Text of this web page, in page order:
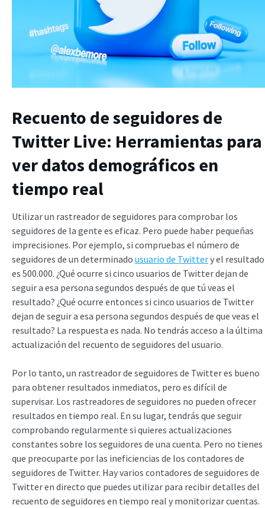
Recuento de seguidores de
Twitter Live: Herramientas para
ver datos demográficos en
tiempo real
Utilizar un rastreador de seguidores para comprobar los
seguidores de la gente es eficaz. Pero puede haber pequeñas
imprecisiones. Por ejemplo, si compruebas el número de
seguidores de un determinado usuario de Twittery el resultado
es 500.000. ¿Qué ocurre si cinco usuarios de Twitter dejan de
seguir a esa persona segundos después de que tú veas el
resultado? ¿Qué ocurre entonces si cinco usuarios de Twitter
dejan de seguir a esa persona segundos después de que veas el
resultado? La respuesta es nada. No tendrás acceso a la última
actualización del recuento de seguidores del usuario.
Por lo tanto, un rastreador de seguidores de Twitter es bueno
para obtener resultados inmediatos, pero es difícil de
supervisar. Los rastreadores de seguidores no pueden ofrecer
resultados en tiempo real. En su lugar, tendrás que seguir
comprobando regularmente si quieres actualizaciones
constantes sobre los seguidores de una cuenta. Pero no tienes
que preocuparte por las ineficiencias de los contadores de
seguidores de Twitter. Hay varios contadores de seguidores de
Twitter en directo que puedes utilizar para recibir detalles del
recuento de seguidores en tiempo real y monitorizar cuentas.